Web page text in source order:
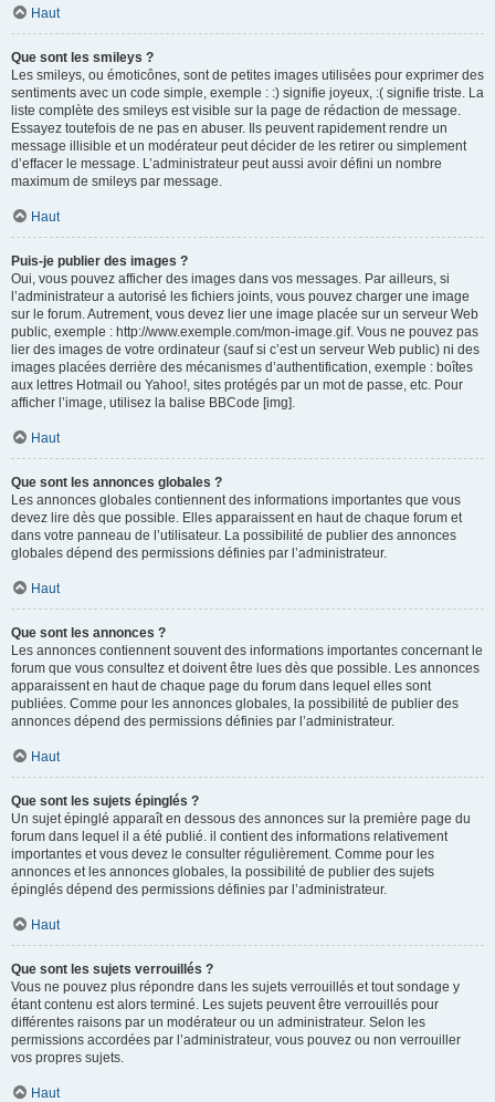
Haut
Que sont les smileys ?
Les smileys, ou émoticônes, sont de petites images utilisées pour exprimer des
sentiments avec un code simple, exemple : :) signifie joyeux, :( signifie triste. La
liste complète des smileys est visible sur la page de rédaction de message.
Essayez toutefois de ne pas en abuser. Ils peuvent rapidement rendre un
message illisible et un modérateur peut décider de les retirer ou simplement
d’effacer le message. L’administrateur peut aussi avoir défini un nombre
maximum de smileys par message.
Haut
Puis-je publier des images ?
Oui, vous pouvez afficher des images dans vos messages. Par ailleurs, si
l’administrateur a autorisé les fichiers joints, vous pouvez charger une image
sur le forum. Autrement, vous devez lier une image placée sur un serveur Web
public, exemple : http://www.exemple.com/mon-image.gif. Vous ne pouvez pas
lier des images de votre ordinateur (sauf si c’est un serveur Web public) ni des
images placées derrière des mécanismes d’authentification, exemple : boîtes
aux lettres Hotmail ou Yahoo!, sites protégés par un mot de passe, etc. Pour
afficher l’image, utilisez la balise BBCode [img].
Haut
Que sont les annonces globales ?
Les annonces globales contiennent des informations importantes que vous
devez lire dès que possible. Elles apparaissent en haut de chaque forum et
dans votre panneau de l’utilisateur. La possibilité de publier des annonces
globales dépend des permissions définies par l’administrateur.
Haut
Que sont les annonces ?
Les annonces contiennent souvent des informations importantes concernant le
forum que vous consultez et doivent être lues dès que possible. Les annonces
apparaissent en haut de chaque page du forum dans lequel elles sont
publiées. Comme pour les annonces globales, la possibilité de publier des
annonces dépend des permissions définies par l’administrateur.
Haut
Que sont les sujets épinglés ?
Un sujet épinglé apparaît en dessous des annonces sur la première page du
forum dans lequel il a été publié. il contient des informations relativement
importantes et vous devez le consulter régulièrement. Comme pour les
annonces et les annonces globales, la possibilité de publier des sujets
épinglés dépend des permissions définies par l’administrateur.
Haut
Que sont les sujets verrouillés ?
Vous ne pouvez plus répondre dans les sujets verrouillés et tout sondage y
étant contenu est alors terminé. Les sujets peuvent être verrouillés pour
différentes raisons par un modérateur ou un administrateur. Selon les
permissions accordées par l’administrateur, vous pouvez ou non verrouiller
vos propres sujets.
Haut